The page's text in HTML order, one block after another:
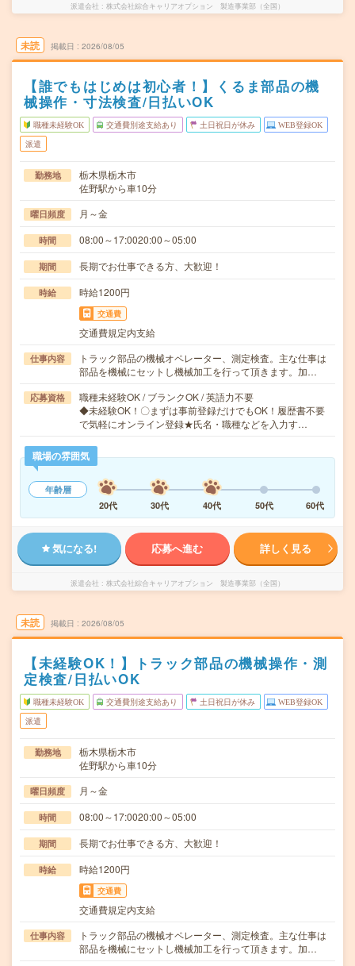
派遣会社 株式会社綜合キャリアオプション 製造事業部（全国）
未読 掲載日 2026/08/05
【誰でもはじめは初心者！】くるま部品の機
械操作・寸法検査/日払いOK
職種未経験OK 交通費別途支給あり 土日祝日が休み WEB登録OK
派遣
勤務地
栃木県栃木市
佐野駅から車10分
曜日頻度 月～金
時間 08:00～17:0020:00～05:00
期間 長期でお仕事できる方、大歓迎！
時給 時給1200円
交通費
交通費規定内支給
仕事内容
トラック部品の機械オペレーター、測定検査。主な仕事は
部品を機械にセットし機械加工を行って頂きます。加…
応募資格
職種未経験OK / ブランクOK / 英語力不要
◆未経験OK！〇まずは事前登録だけでもOK！履歴書不要
で気軽にオンライン登録★氏名・職種などを入力す…
職場の雰囲気
年齢層
20代
30代 40代 50代 60代
気になる! 応募へ進む 詳しく見る
派遣会社 株式会社綜合キャリアオプション 製造事業部（全国）
未読 掲載日 2026/08/05
【未経験OK！】トラック部品の機械操作・測
定検査/日払いOK
職種未経験OK 交通費別途支給あり 土日祝日が休み WEB登録OK
派遣
勤務地
栃木県栃木市
佐野駅から車10分
曜日頻度 月～金
時間 08:00～17:0020:00～05:00
期間 長期でお仕事できる方、大歓迎！
時給 時給1200円
交通費
交通費規定内支給
仕事内容
トラック部品の機械オペレーター、測定検査。主な仕事は
部品を機械にセットし機械加工を行って頂きます。加…